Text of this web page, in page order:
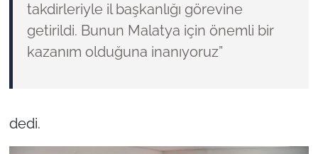
takdirleriyle il başkanlığı görevine
getirildi. Bunun Malatya için önemli bir
kazanım olduğuna inanıyoruz”
dedi.